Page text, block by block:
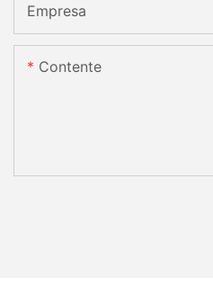
Empresa
Contente